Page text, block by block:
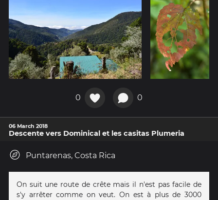
0 0
06 March 2018
Descente vers Dominical et les casitas Plumeria
Puntarenas, Costa Rica
On suit une route de crête mais il n'est pas facile de
s'y arrêter comme on veut. On est à plus de 3000